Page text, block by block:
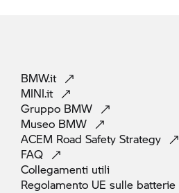
BMW.it
MINI.it
Gruppo BMW
Museo BMW
ACEM Road Safety Strategy
FAQ
Collegamenti utili
Regolamento UE sulle batterie